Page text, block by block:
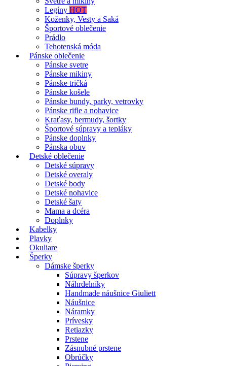
Legíny HOT
Koženky, Vesty a Saká
Športové oblečenie
Prádlo
Tehotenská móda
Pánske oblečenie
Pánske svetre
Pánske mikiny
Pánske tričká
Pánske košele
Pánske bundy, parky, vetrovky
Pánske rifle a nohavice
Kraťasy, bermudy, šortky
Športové súpravy a tepláky
Pánske doplnky
Pánska obuv
Detské oblečenie
Detské súpravy
Detské overaly
Detské body
Detské nohavice
Detské šaty
Mama a dcéra
Doplnky
Kabelky
Plavky
Okuliare
Šperky
Dámske šperky
Súpravy šperkov
Náhrdelníky
Handmade náušnice Giuliett
Náušnice
Náramky
Prívesky
Retiazky
Prstene
Zásnubné prstene
Obrúčky